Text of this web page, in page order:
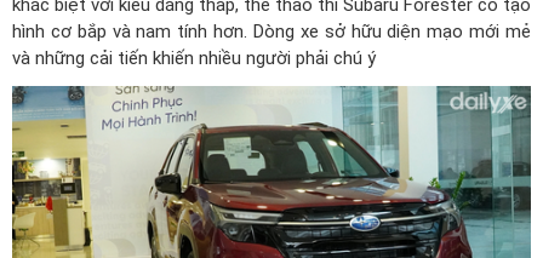
khác biệt với kiểu dáng thấp, thể thao thì Subaru Forester có tạo
hình cơ bắp và nam tính hơn. Dòng xe sở hữu diện mạo mới mẻ
và những cải tiến khiến nhiều người phải chú ý